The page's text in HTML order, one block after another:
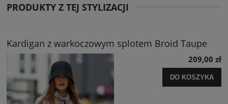
PRODUKTY Z TEJ STYLIZACJI
Kardigan z warkoczowym splotem Broid Taupe
209,00 zł
DO KOSZYKA